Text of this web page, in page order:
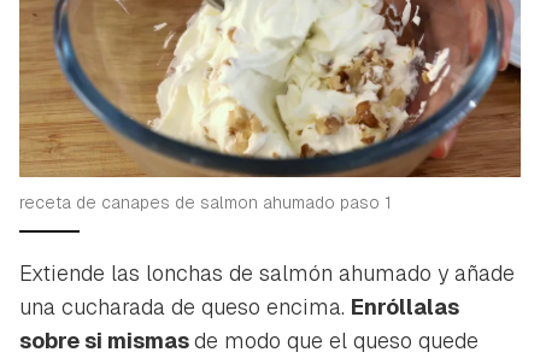
receta de canapes de salmon ahumado paso 1
Extiende las lonchas de salmón ahumado y añade
una cucharada de queso encima. Enróllalas
sobre si mismasde modo que el queso quede